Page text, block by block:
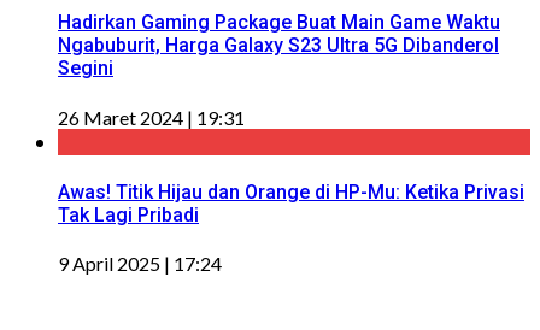
Hadirkan Gaming Package Buat Main Game Waktu
Ngabuburit, Harga Galaxy S23 Ultra 5G Dibanderol
Segini
26 Maret 2024 | 19:31
Awas! Titik Hijau dan Orange di HP-Mu: Ketika Privasi
Tak Lagi Pribadi
9 April 2025 | 17:24